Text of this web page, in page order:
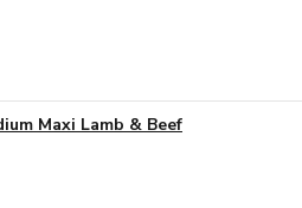
Maxi Lamb & Beef